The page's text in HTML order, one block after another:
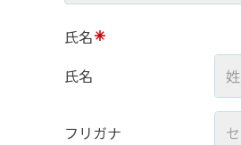
氏名
氏名
フリガナ